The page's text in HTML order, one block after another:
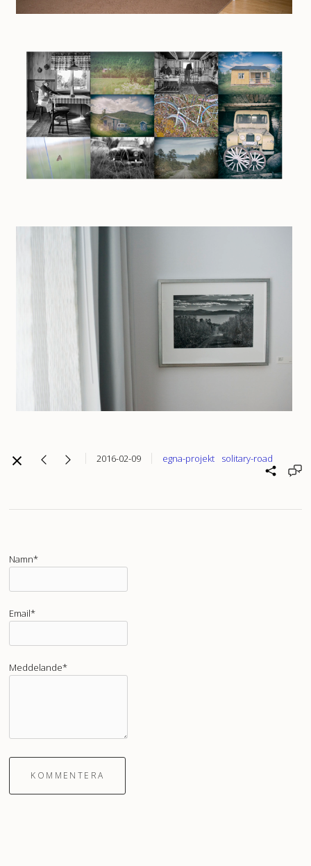
2016-02-09 egna-projekt solitary-road
Namn*
Email*
Meddelande*
KOMMENTERA